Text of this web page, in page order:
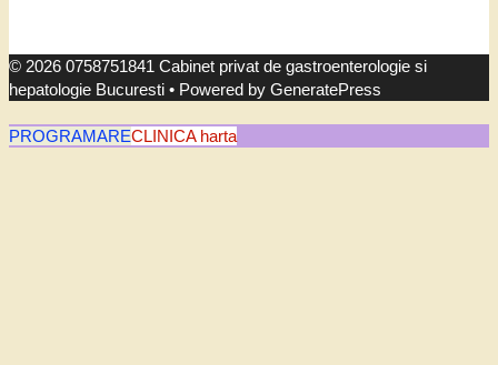
© 2026 0758751841 Cabinet privat de gastroenterologie si
hepatologie Bucuresti • Powered by GeneratePress
PROGRAMARECLINICA harta